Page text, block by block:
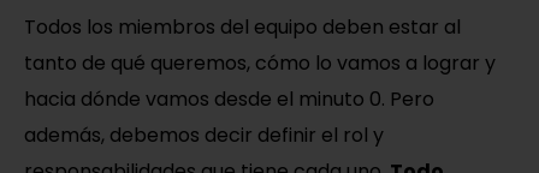
Todos los miembros del equipo deben estar al
tanto de qué queremos, cómo lo vamos a lograr y
hacia dónde vamos desde el minuto 0. Pero
además, debemos decir definir el rol y